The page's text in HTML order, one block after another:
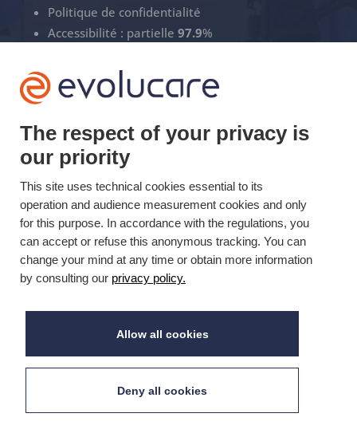
Politique de confidentialité
Accessibilité : partielle 97.9%
ECS Support
 +33(0)3 22 50 37 90
 YOUTUBE
 LINKEDIN
Mis à jour le 19/10/2023 © Evolucare 2026
The respect of your privacy is
our priority
This site uses technical cookies essential to its
operation and audience measurement cookies and only
for this purpose. In accordance with the regulations, you
can accept or refuse this anonymous tracking. You can
change your mind at any time or obtain more information
by consulting our privacy policy.
Allow all cookies
Deny all cookies